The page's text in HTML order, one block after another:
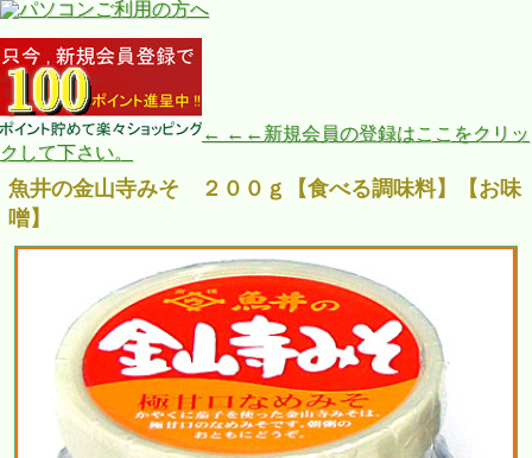
← ←←新規会員の登録はここをクリッ
クして下さい。
魚井の金山寺みそ ２００ｇ【食べる調味料】【お味
噌】